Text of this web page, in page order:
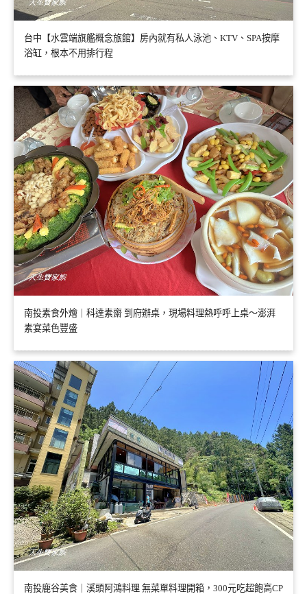
台中【水雲端旗艦概念旅館】房內就有私人泳池、KTV、SPA按摩
浴缸，根本不用排行程
南投素食外燴｜科達素齋 到府辦桌，現場料理熱呼呼上桌～澎湃
素宴菜色豐盛
南投鹿谷美食｜溪頭阿鴻料理 無菜單料理開箱，300元吃超飽高CP